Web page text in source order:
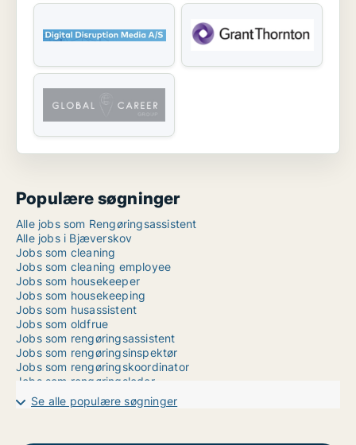
Populære søgninger
Alle jobs som Rengøringsassistent
Alle jobs i Bjæverskov
Jobs som cleaning
Jobs som cleaning employee
Jobs som housekeeper
Jobs som housekeeping
Jobs som husassistent
Jobs som oldfrue
Jobs som rengøringsassistent
Jobs som rengøringsinspektør
Jobs som rengøringskoordinator
Jobs som rengøringsleder
Jobs som rengøringsmedarbejder
Jobs som rengørinsassistent
Se alle populære søgninger